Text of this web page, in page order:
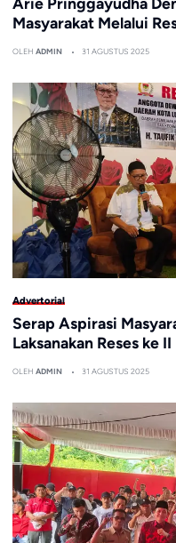
Masyarakat Melalui
OLEH ADMIN 31 AGUSTUS 2025
Advertorial
Serap Aspirasi
Laksanakan Reses ke II
OLEH ADMIN 31 AGUSTUS 2025